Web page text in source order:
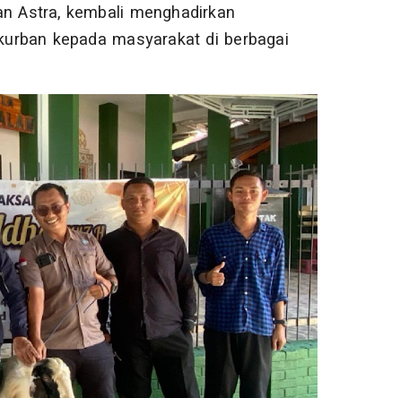
Astra, kembali menghadirkan
kepada masyarakat di berbagai